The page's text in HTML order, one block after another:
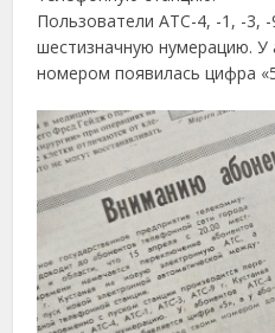
Пользователи АТС-4, -1, -3,
шестизначную нумерацию.
номером появилась цифра